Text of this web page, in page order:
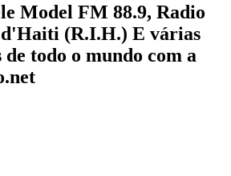
Model FM 88.9, Radio
(R.I.H.) E várias
de todo o mundo com a